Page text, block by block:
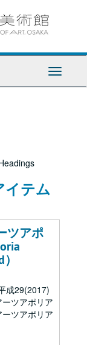
Toggle
イテム
ツアポ
成29(2017)
ツアポリア
ツアポリア